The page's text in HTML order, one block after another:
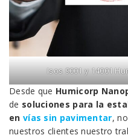
Isos 9001 y 14001
Desde que Humicorp
de soluciones para la
en vías sin pavimentar,
nuestros clientes nuestro